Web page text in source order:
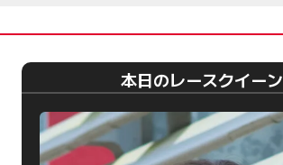
本日のレースクイーン